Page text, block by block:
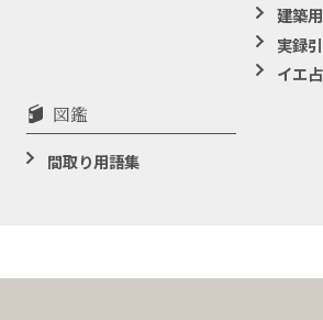
建築
実録
イエ
図鑑
間取り用語集